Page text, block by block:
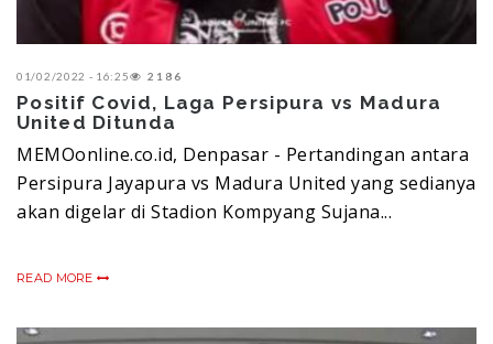
01/02/2022 - 16:25 2186
Positif Covid, Laga Persipura vs Madura
United Ditunda
MEMOonline.co.id, Denpasar - Pertandingan antara
Persipura Jayapura vs Madura United yang sedianya
akan digelar di Stadion Kompyang Sujana...
READ MORE